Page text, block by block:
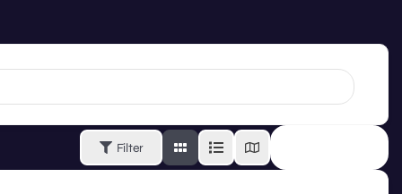
Filter